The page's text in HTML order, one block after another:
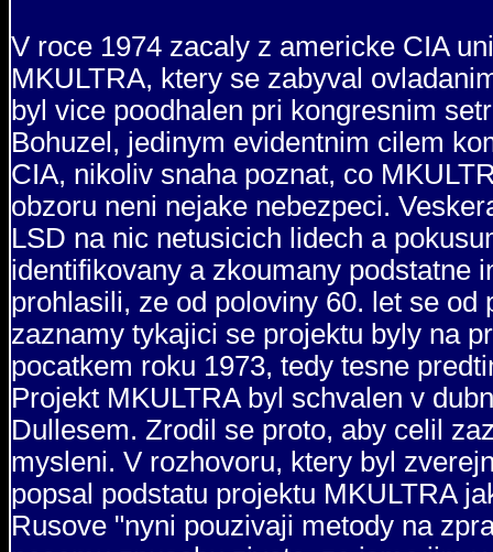
V roce 1974 zacaly z americke CIA
MKULTRA, ktery se zabyval
byl vice poodhalen pri kongresnim
Bohuzel, jedinym evidentnim cilem
CIA, nikoliv snaha poznat, co
obzoru neni nejake nebezpeci.
LSD na nic netusicich lidech a
identifikovany a zkoumany podstatne
prohlasili, ze od poloviny 60. let se
zaznamy tykajici se projektu byly na
pocatkem roku 1973, tedy tesne
Projekt MKULTRA byl schvalen v
Dullesem. Zrodil se proto, aby celil
mysleni. V rozhovoru, ktery byl
popsal podstatu projektu MKULTRA
Rusove "nyni pouzivaji metody na